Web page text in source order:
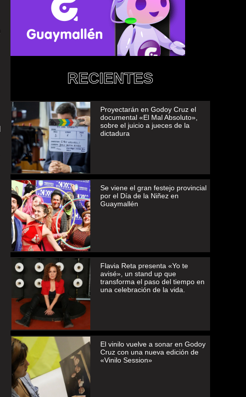
RECIENTES
Proyectarán en Godoy Cruz el
documental «El Mal Absoluto»,
sobre el juicio a jueces de la
dictadura
Se viene el gran festejo provincial
por el Día de la Niñez en
Guaymallén
Flavia Reta presenta «Yo te
avisé», un stand up que
transforma el paso del tiempo en
una celebración de la vida.
El vinilo vuelve a sonar en Godoy
Cruz con una nueva edición de
«Vinilo Session»